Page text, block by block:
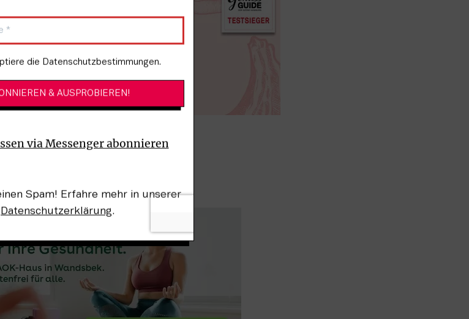
die Datenschutzbestimmungen.
via Messenger abonnieren
Wir senden keinen Spam! Erfahre mehr in unserer
Datenschutzerklärung.